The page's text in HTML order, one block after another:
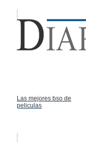
Las mejores bso de
peliculas